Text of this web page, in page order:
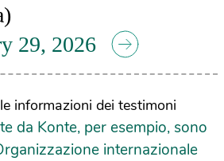
29, 2026
informazioni dei testimoni
da Konte, per esempio, sono
internazionale